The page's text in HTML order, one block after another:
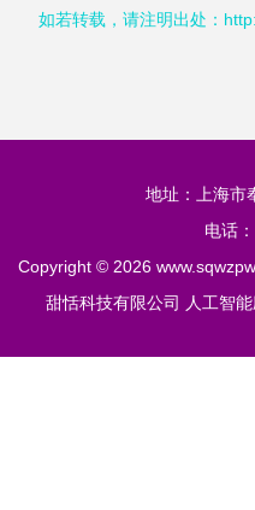
如若转载，请注明出处：
地址：上海市
电话
Copyright © 2026
甜恬科技有限公司
人工智